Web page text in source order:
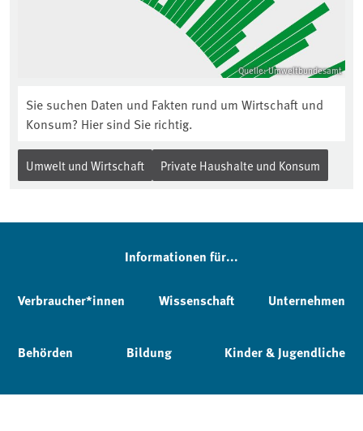
Quelle: Umweltbundesamt
Sie suchen Daten und Fakten rund um Wirtschaft und
Konsum? Hier sind Sie richtig.
Umwelt und Wirtschaft Private Haushalte und Konsum
Informationen für...
Verbraucher*innen Wissenschaft Unternehmen
Behörden Bildung Kinder & Jugendliche